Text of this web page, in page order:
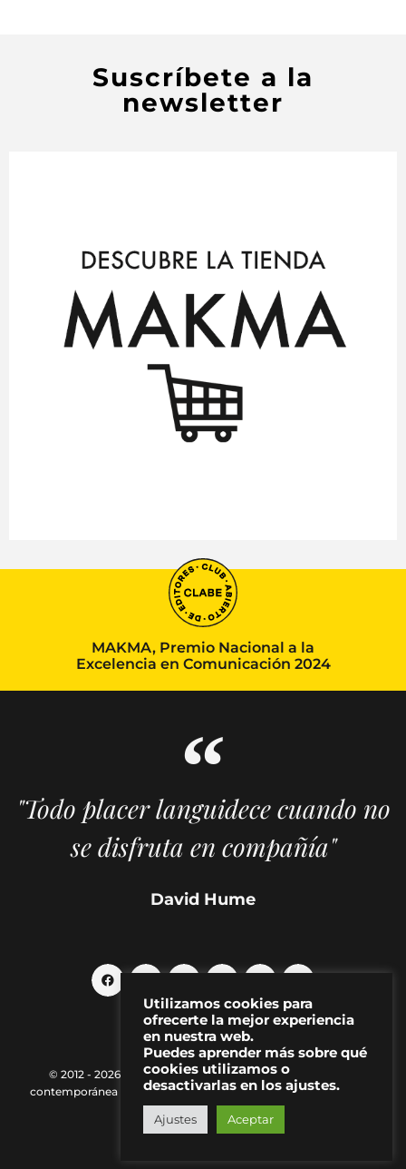
Suscríbete a la
newsletter
MAKMA, Premio Nacional a la
Excelencia en Comunicación 2024
"Todo placer languidece cuando no
se disfruta en compañía"
David Hume
© 2012 - 2026 MAKMA | Revista de artes visuales y cultura
contemporánea |
Política de Privacidad| Aviso Legal|Contacto
Utilizamos cookies para
ofrecerte la mejor experiencia
en nuestra web.
Puedes aprender más sobre qué
cookies utilizamos o
desactivarlas en los ajustes.
Ajustes Aceptar